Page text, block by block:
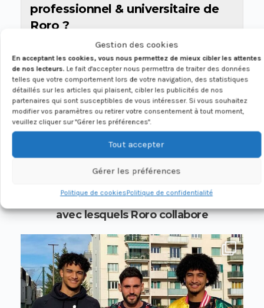
Gestion des cookies
En acceptant les cookies, vous nous permettez de mieux cibler les attentes
de nos lecteurs. Le fait d'accepter nous permettra de traiter des données
telles que votre comportement lors de votre navigation, des statistiques
détaillés sur les articles qui plaisent, cibler les publicités de nos
partenaires qui sont susceptibles de vous intéresser. Si vous souhaitez
modifier vos paramètres ou retirer votre consentement à tout moment,
veuillez cliquer sur "Gérer les préférences".
Tout accepter
Gérer les préférences
Politique de cookiesPolitique de confidentialité
professionnel & universitaire de
Roro ?
DÉCOUVREZ LES RÉSULTATS DE NOS
SPORTIFS
LES SPORTIFS
CLERMONTOISLE
SUIVENT :
Retrouvez sur Instagram avec les sportifs
avec lesquels Roro collabore